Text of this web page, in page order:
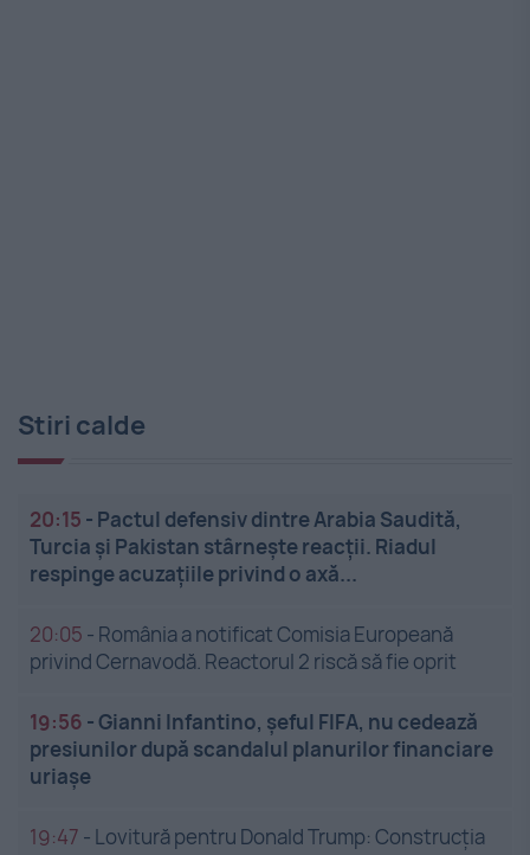
Stiri calde
20:15 - Pactul defensiv dintre Arabia Saudită,
Turcia și Pakistan stârnește reacții. Riadul
respinge acuzațiile privind o axă...
20:05 - România a notificat Comisia Europeană
privind Cernavodă. Reactorul 2 riscă să fie oprit
19:56 -Gianni Infantino, șeful FIFA, nu cedează
presiunilor după scandalul planurilor financiare
uriașe
19:47 - Lovitură pentru Donald Trump: Construcția